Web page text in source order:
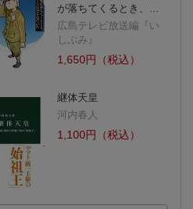
が落ちてくるとき、…
広島テレビ放送編『い
しぶみ』
1,650円（税込）
継体天皇
河内春人
1,100円（税込）